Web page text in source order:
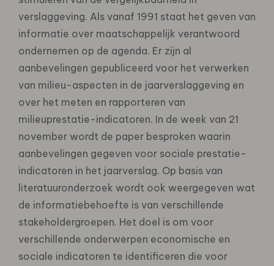
verslaggeving. Als vanaf 1991 staat het geven van
informatie over maatschappelijk verantwoord
ondernemen op de agenda. Er zijn al
aanbevelingen gepubliceerd voor het verwerken
van milieu-aspecten in de jaarverslaggeving en
over het meten en rapporteren van
milieuprestatie-indicatoren. In de week van 21
november wordt de paper besproken waarin
aanbevelingen gegeven voor sociale prestatie-
indicatoren in het jaarverslag. Op basis van
literatuuronderzoek wordt ook weergegeven wat
de informatiebehoefte is van verschillende
stakeholdergroepen. Het doel is om voor
verschillende onderwerpen economische en
sociale indicatoren te identificeren die voor